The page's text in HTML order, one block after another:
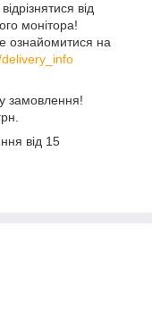
від
монітора!
ознайомитися на
замовлення!
від 15